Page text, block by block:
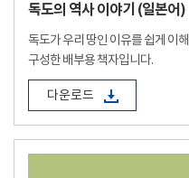
독도의 역사 이야기 (일본어)
독도가 우리 땅인 이유를 쉽게 이
구성한 배부용 책자입니다.
다운로드